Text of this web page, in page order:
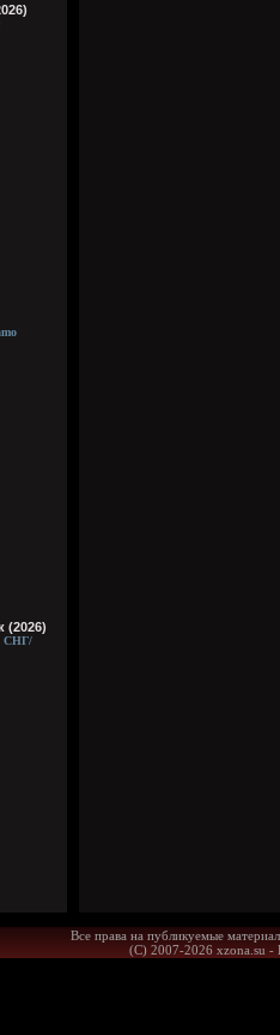
(2026)
СНГ/
Все права на публикуемые
(С) 2007-2026 xzona.su -